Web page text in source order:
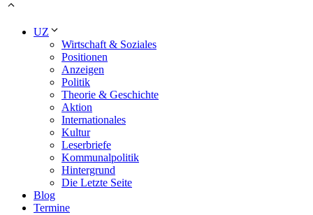
UZ
Wirtschaft & Soziales
Positionen
Anzeigen
Politik
Theorie & Geschichte
Aktion
Internationales
Kultur
Leserbriefe
Kommunalpolitik
Hintergrund
Die Letzte Seite
Blog
Termine